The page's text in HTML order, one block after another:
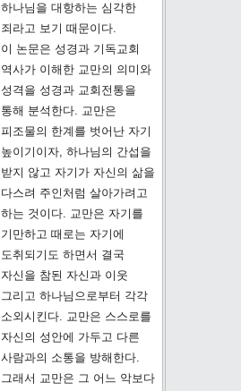
하나님을 대항하는 심각한
죄라고 보기 때문이다.
이 논문은 성경과 기독교회
역사가 이해한 교만의 의미와
성격을 성경과 교회전통을
통해 분석한다. 교만은
피조물의 한계를 벗어난 자기
높이기이자, 하나님의 간섭을
받지 않고 자기가 자신의 삶을
다스려 주인처럼 살아가려고
하는 것이다. 교만은 자기를
기만하고 때로는 자기에
도취되기도 하면서 결국
자신을 참된 자신과 이웃
그리고 하나님으로부터 각각
소외시킨다. 교만은 스스로를
자신의 성안에 가두고 다른
사람과의 소통을 방해한다.
그래서 교만은 그 어느 악보다